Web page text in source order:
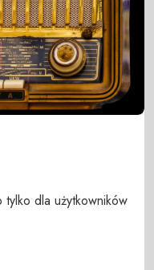
dla użytkowników